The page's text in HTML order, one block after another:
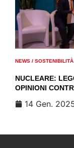
NEWS / SOSTENIBILITÀ
NUCLEARE:
OPINIONI
14 Gen.